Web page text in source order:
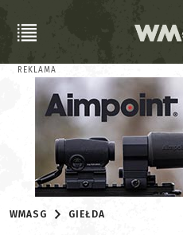
REKLAMA
WMASG GIEŁDA